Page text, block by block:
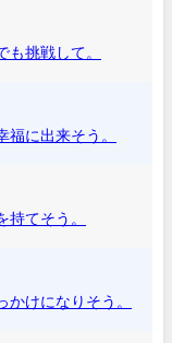
も挑戦して。
福に出来そう。
持てそう。
かけになりそう。